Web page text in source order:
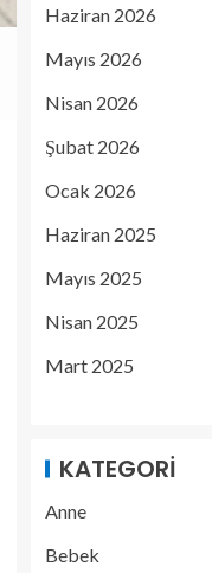
Haziran 2026
Mayıs 2026
Nisan 2026
Şubat 2026
Ocak 2026
Haziran 2025
Mayıs 2025
Nisan 2025
Mart 2025
KATEGORI
Anne
Bebek